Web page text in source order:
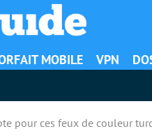
MOBILE VPN
pour ces feux de couleur